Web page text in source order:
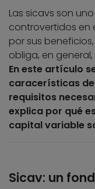
Las sicavs son
controvertidos en
por sus
obliga, en general,
En este artículo
caracerísticas
requisitos
explica por qué
capital variable
Sicav: un